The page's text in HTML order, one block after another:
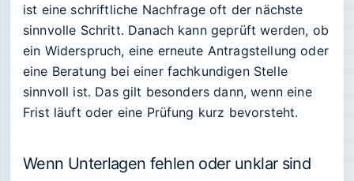
ist eine schriftliche Nachfrage oft der nächste
sinnvolle Schritt. Danach kann geprüft werden, ob
ein Widerspruch, eine erneute Antragstellung oder
eine Beratung bei einer fachkundigen Stelle
sinnvoll ist. Das gilt besonders dann, wenn eine
Frist läuft oder eine Prüfung kurz bevorsteht.
Wenn Unterlagen fehlen oder unklar sind